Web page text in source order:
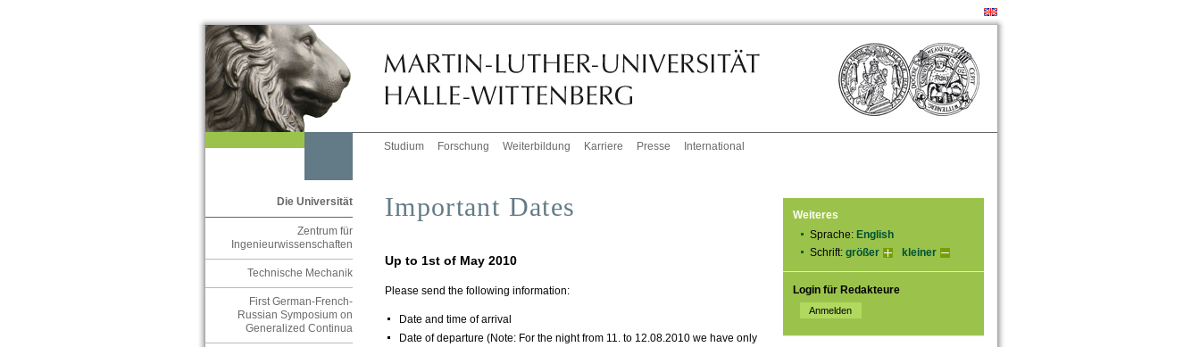
Studium Forschung Weiterbildung Karriere Presse International
Die Universität
Zentrum für
Ingenieurwissenschaften
Technische Mechanik
First German-French-
Russian Symposium on
Generalized Continua
Weiteres
Sprache: English
Schrift: größer kleiner
Login für Redakteure
Important Dates
Up to 1st of May 2010
Please send the following information:
Date and time of arrival
Date of departure (Note: For the night from 11. to 12.08.2010 we have only